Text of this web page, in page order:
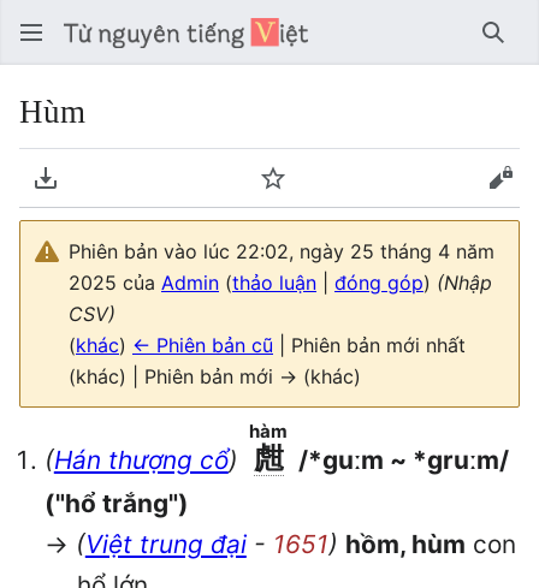
Tìm
Hùm
Tải về PDF Theo dõi
Phiên bản vào lúc 22:02, ngày 25 tháng 4 năm
2025 của Admin (thảo luận đóng góp) (Nhập
CSV)
(khác) ← Phiên bản cũ | Phiên bản mới nhất
(khác) | Phiên bản mới → (khác)
(Hán thượng cổ) 甝
hàm
/*ɡuːm ~ *ɡruːm/
("hổ trắng")
→ (Việt trung đại- 1651) hồm, hùm con